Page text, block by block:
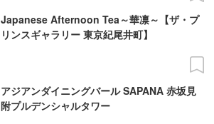
Japanese Afternoon Tea～華凛～【ザ・プ
リンスギャラリー 東京紀尾井町】
アジアンダイニングバール SAPANA 赤坂見
附プルデンシャルタワー